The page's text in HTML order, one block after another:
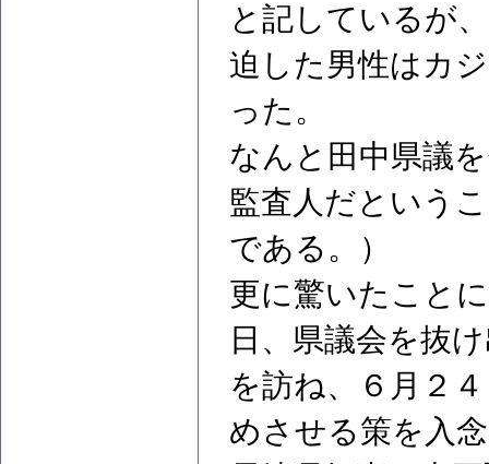
と記しているが
迫した男性はカ
った。
なんと田中県議
監査人だという
である。）
更に驚いたこと
日、県議会を抜
を訪ね、６月２
めさせる策を入